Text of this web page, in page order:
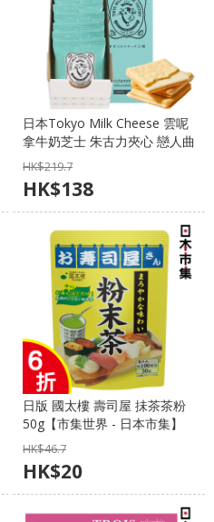
日本Tokyo Milk Cheese 雲呢
拿牛奶芝士 朱古力夾心 戀人曲
奇禮盒 (1盒10件)【市集世界 -
日本市集】
HK$219.7
HK$138
日版 國太樓 壽司屋 抺茶茶粉
50g【市集世界 - 日本市集】
HK$46.7
HK$20